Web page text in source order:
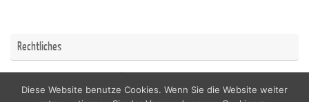
Rechtliches
Diese Website benutze Cookies. Wenn Sie die Website weiter